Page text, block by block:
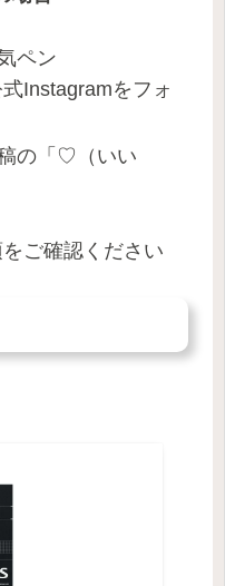
ペン
Instagramをフォ
の「♡（いい
ご確認ください